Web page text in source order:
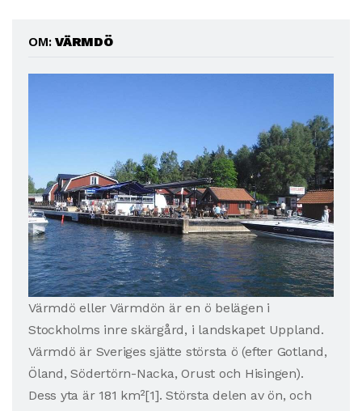
OM:VÄRMDÖ
Värmdö eller Värmdön är en ö belägen i
Stockholms inre skärgård, i landskapet Uppland.
Värmdö är Sveriges sjätte största ö (efter Gotland,
Öland, Södertörn-Nacka, Orust och Hisingen).
Dess yta är 181 km²[1]. Största delen av ön, och